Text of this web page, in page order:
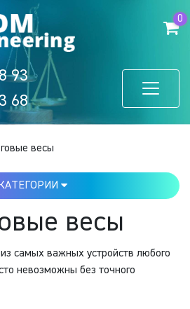
0
93
68
весы
КАТЕГОРИИ
весы
самых важных устройств любого
невозможны без точного